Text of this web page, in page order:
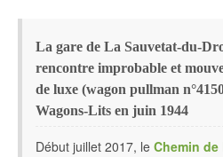
La gare de La Sauvetat-du-
rencontre improbable et
de luxe (wagon pullman
Wagons-Lits en juin 1944
Début juillet 2017, le Chemin de